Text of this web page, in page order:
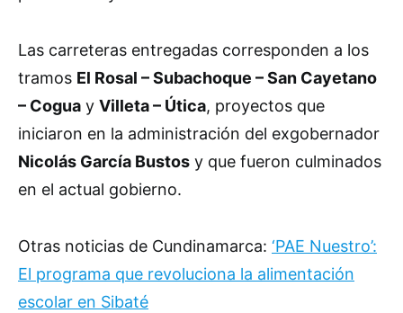
Las carreteras entregadas corresponden a los
tramos El Rosal – Subachoque – San Cayetano
– Cogua y Villeta – Útica, proyectos que
iniciaron en la administración del exgobernador
Nicolás García Bustos y que fueron culminados
en el actual gobierno.
Otras noticias de Cundinamarca: ‘PAE Nuestro’:
El programa que revoluciona la alimentación
escolar en Sibaté